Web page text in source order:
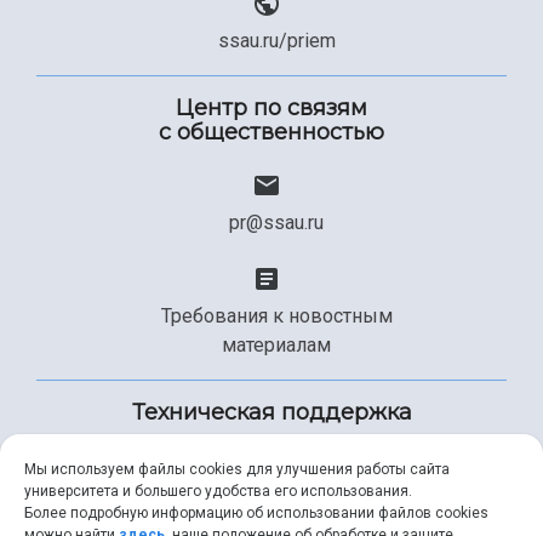
ssau.ru/priem
Центр по связям
с общественностью
pr@ssau.ru
Требования к новостным
материалам
Техническая поддержка
+7 (846) 267-49-99
Мы используем файлы cookies для улучшения работы сайта
университета и большего удобства его использования.
Более подробную информацию об использовании файлов cookies